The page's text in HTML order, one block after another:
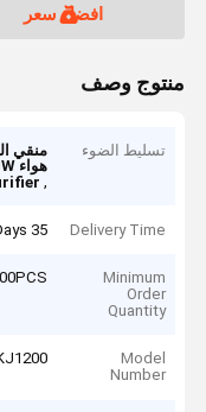
افضل سعر
منتوج وصف
تسليط الضوء
هواء Hepa UV 240W
,
Delivery Time
35 Days
Minimum
Order
Quantity
Model
Number